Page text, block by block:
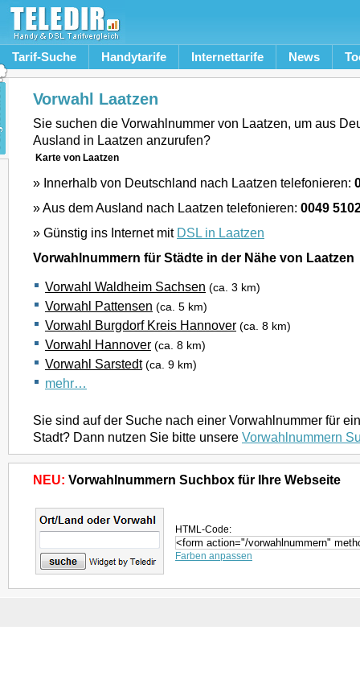
Tarif-Suche Handytarife Internettarife News
Vorwahl Laatzen
Sie suchen die Vorwahlnummer von Laatzen, um aus
Ausland in Laatzen anzurufen?
Karte von Laatzen
» Innerhalb von Deutschland nach Laatzen telefonieren:
» Aus dem Ausland nach Laatzen telefonieren: 0049
» Günstig ins Internet mit DSL in Laatzen
Vorwahlnummern für Städte in der Nähe von Laatzen
Vorwahl Waldheim Sachsen (ca. 3 km)
Vorwahl Pattensen (ca. 5 km)
Vorwahl Burgdorf Kreis Hannover (ca. 8 km)
Vorwahl Hannover (ca. 8 km)
Vorwahl Sarstedt (ca. 9 km)
mehr…
Sie sind auf der Suche nach einer Vorwahlnummer für
Stadt? Dann nutzen Sie bitte unsere Vorwahlnummern
NEU: Vorwahlnummern Suchbox für Ihre Webseite
HTML-Code:
Farben anpassen